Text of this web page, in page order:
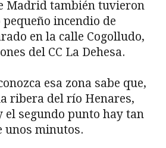
Madrid también tuvieron
incendio de
en la calle Cogolludo,
del CC La Dehesa.
esa zona sabe que,
ribera del río Henares,
el segundo punto hay tan
unos minutos.